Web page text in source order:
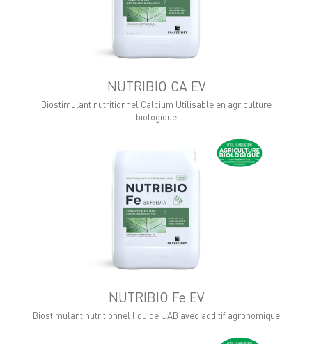
NUTRIBIO CA EV
Biostimulant nutritionnel Calcium Utilisable en agriculture
biologique
NUTRIBIO Fe EV
Biostimulant nutritionnel liquide UAB avec additif agronomique